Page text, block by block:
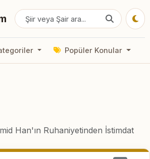
Popüler Konular
Han'ın Ruhaniyetinden İstimdat